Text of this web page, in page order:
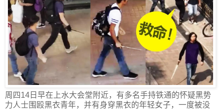
周四14日早在上水大会堂附近，有多名手持铁通的怀疑黑势
力人士围殴黑衣青年，并有身穿黑衣的年轻女子，一度被没